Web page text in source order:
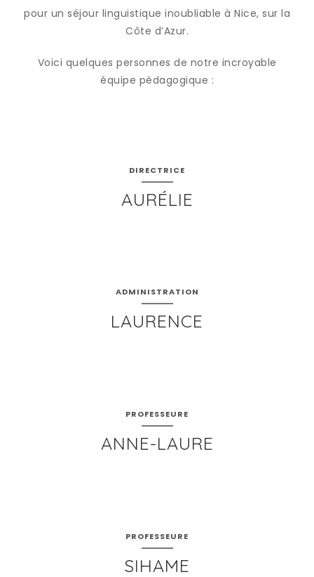
pour un séjour linguistique inoubliable à Nice, sur la
Côte d’Azur.
Voici quelques personnes de notre incroyable
équipe pédagogique :
DIRECTRICE
AURÉLIE
ADMINISTRATION
LAURENCE
PROFESSEURE
ANNE-LAURE
PROFESSEURE
SIHAME